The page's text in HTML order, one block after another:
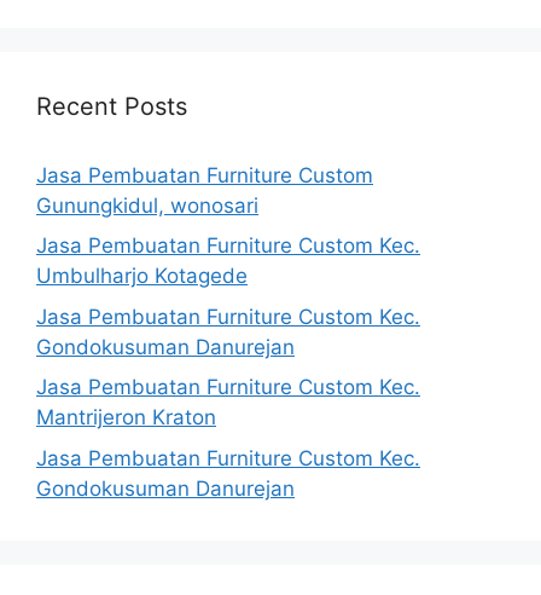
Recent Posts
Jasa Pembuatan Furniture Custom
Gunungkidul, wonosari
Jasa Pembuatan Furniture Custom Kec.
Umbulharjo Kotagede
Jasa Pembuatan Furniture Custom Kec.
Gondokusuman Danurejan
Jasa Pembuatan Furniture Custom Kec.
Mantrijeron Kraton
Jasa Pembuatan Furniture Custom Kec.
Gondokusuman Danurejan